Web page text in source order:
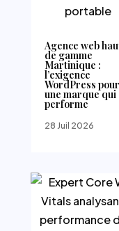
Agence web
de gamme
Martinique :
l’exigence
WordPress pour
une marque qui
performe
28 Juil 2026